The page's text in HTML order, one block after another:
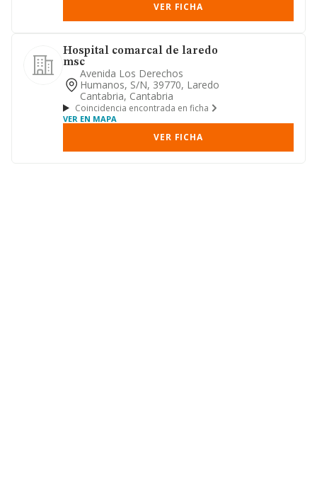
VER FICHA
Hospital comarcal de laredo
msc
Avenida Los Derechos
Humanos, S/n, 39770, Laredo
Cantabria, Cantabria
Coincidencia encontrada en ficha
VER EN MAPA
VER FICHA